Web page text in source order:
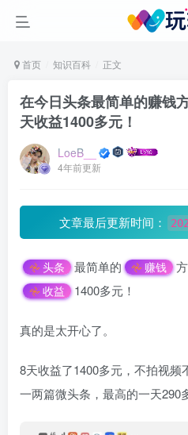
首页 知识百科 正文
在今日头条最简单的赚钱
天收益1400多元！
LoeB__
4年前更新
文章最后更新时间：
头条 最简单的 赚钱
收益 1400多元！
真的是太开心了。
8天收益了1400多元，不拍视频
一两篇微头条，最高的一天290